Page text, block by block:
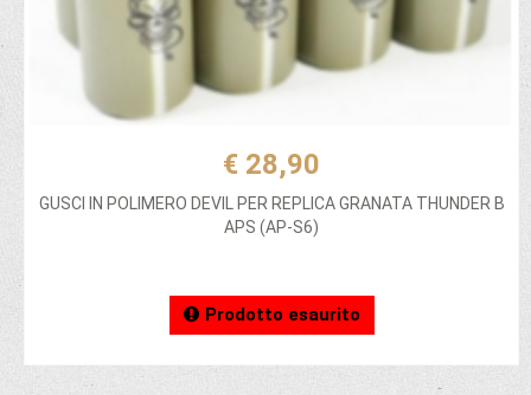
€ 28,90
GUSCI IN POLIMERO DEVIL PER REPLICA GRANATA THUNDER B
APS (AP-S6)
Prodotto esaurito